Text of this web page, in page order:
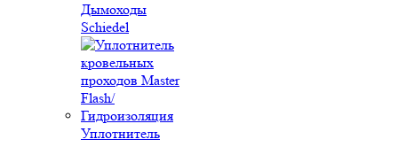
Дымоходы
Schiedel
Уплотнитель